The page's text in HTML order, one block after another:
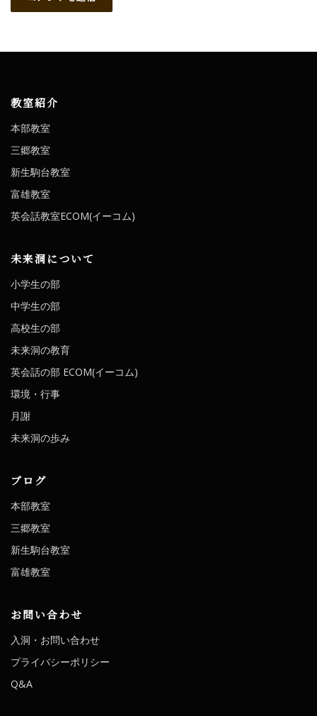
教室紹介
本部教室
三郷教室
新生駒台教室
富雄教室
英会話教室ECOM(イーコム)
未来洞について
小学生の部
中学生の部
高校生の部
未来洞の教育
英会話の部 ECOM(イーコム)
環境・行事
月謝
未来洞の歩み
ブログ
本部教室
三郷教室
新生駒台教室
富雄教室
お問い合わせ
入洞・お問い合わせ
プライバシーポリシー
Q&A